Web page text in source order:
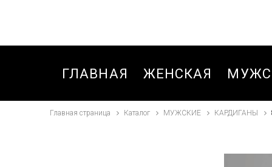
ГЛАВНАЯ ЖЕНСКАЯ
БЛУЗКИ,РУБАШКИ
Главная страница Каталог МУЖСКИЕ КАРДИГАНЫ